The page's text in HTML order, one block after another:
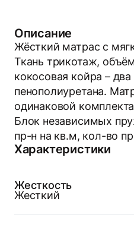
Описание
Жёс­ткий мат­рас с
Ткань трикотаж,
кокосовая койра –
пенополиуретана.
одинаковой
Блок независимых
пр-н на кв.м, кол-во
Характеристики
Жесткость
Жесткий